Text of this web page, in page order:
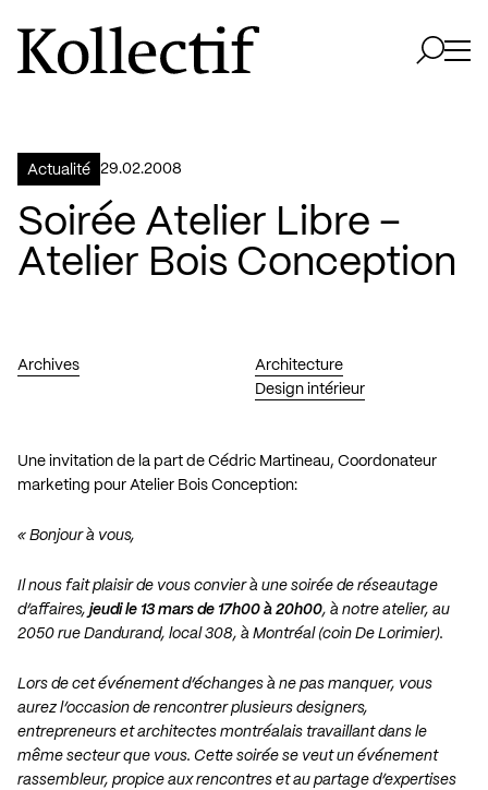
Aller à la page d'accueil
Logo Kollectif
Actualité 29.02.2008
Soirée Atelier Libre –
Atelier Bois Conception
Archives
Architecture
Design intérieur
Une invitation de la part de Cédric Martineau, Coordonateur
marketing pour Atelier Bois Conception:
« Bonjour à vous,
Il nous fait plaisir de vous convier à une soirée de réseautage
d’affaires, jeudi le 13 mars de 17h00 à 20h00, à notre atelier, au
2050 rue Dandurand, local 308, à Montréal (coin De Lorimier).
Lors de cet événement d’échanges à ne pas manquer, vous
aurez l’occasion de rencontrer plusieurs designers,
entrepreneurs et architectes montréalais travaillant dans le
même secteur que vous. Cette soirée se veut un événement
rassembleur, propice aux rencontres et au partage d’expertises